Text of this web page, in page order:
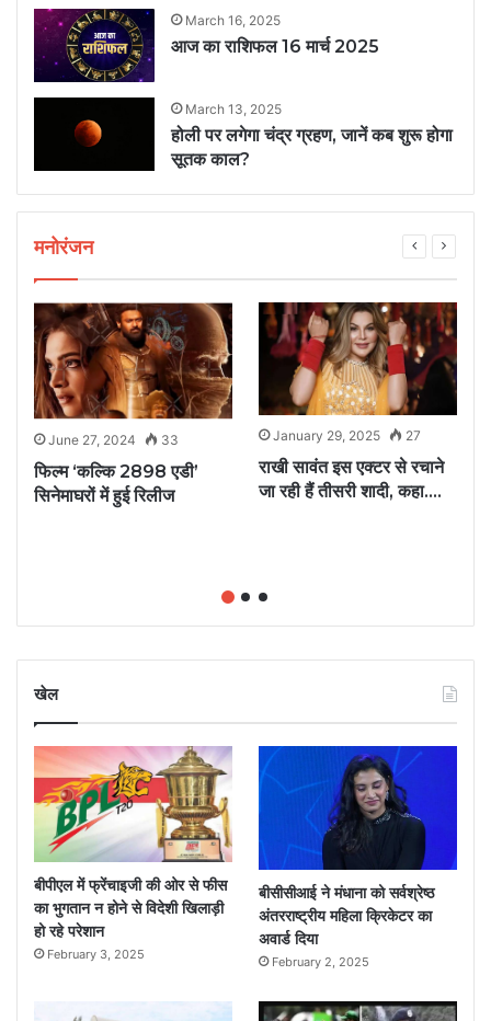
March 16, 2025
आज का राशिफल 16 मार्च 2025
March 13, 2025
होली पर लगेगा चंद्र ग्रहण, जानें कब शुरू होगा
सूतक काल?
मनोरंजन
June 27, 2024 33
फिल्म ‘कल्कि 2898 एडी’
सिनेमाघरों में हुई रिलीज
January 29, 2025 27
राखी सावंत इस एक्टर से रचाने
जा रही हैं तीसरी शादी, कहा….
खेल
बीपीएल में फ्रेंचाइजी की ओर से फीस
का भुगतान न होने से विदेशी खिलाड़ी
हो रहे परेशान
February 3, 2025
बीसीसीआई ने मंधाना को सर्वश्रेष्ठ
अंतरराष्ट्रीय महिला क्रिकेटर का
अवार्ड दिया
February 2, 2025